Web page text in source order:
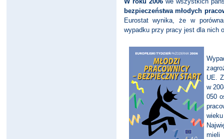
bezpieczeństwa młodych
Eurostat wynika, że w
wypadku przy pracy jest dla nich
UE.
w
050
mieli